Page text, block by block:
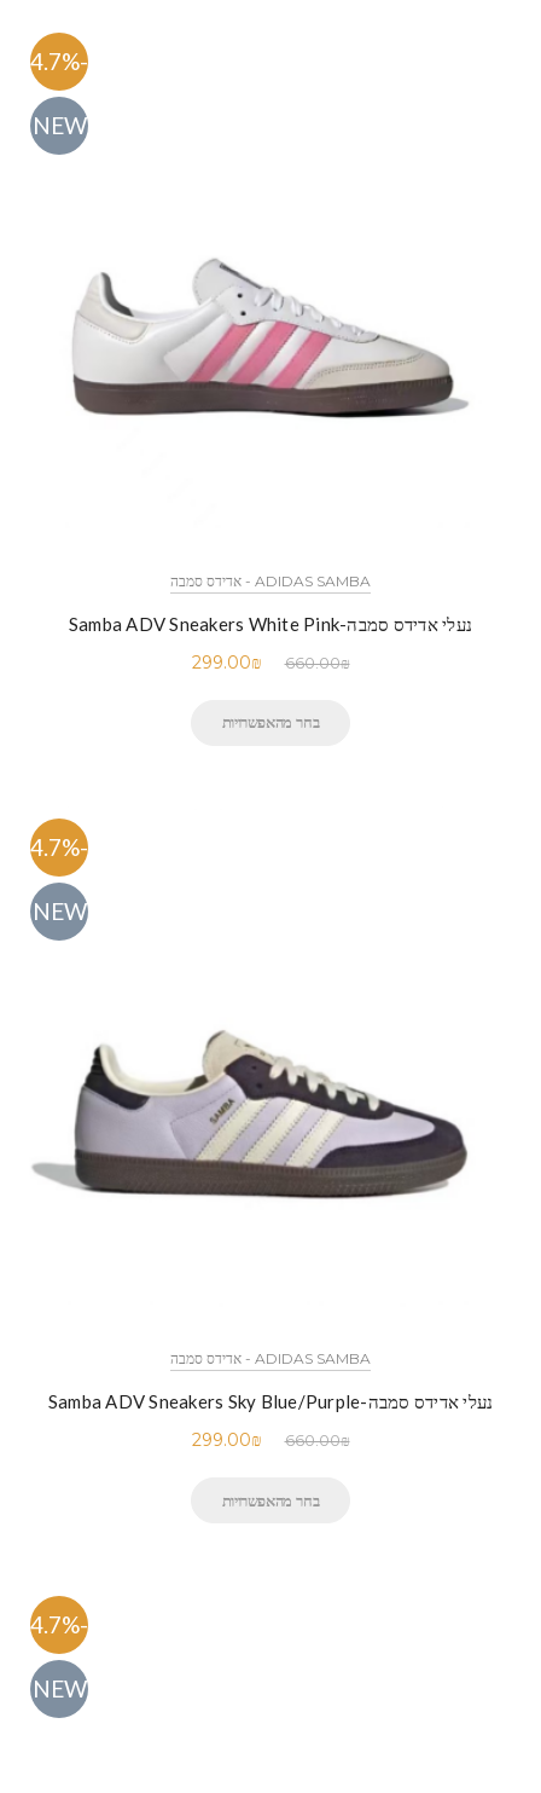
-54.7%
NEW
ADIDAS SAMBA - אדידס סמבה
נעלי אדידס סמבה-Samba ADV Sneakers White Pink
660.00₪
299.00₪
בחר מהאפשרויות
-54.7%
NEW
ADIDAS SAMBA - אדידס סמבה
נעלי אדידס סמבה-Samba ADV Sneakers Sky Blue/Purple
660.00₪
299.00₪
בחר מהאפשרויות
-54.7%
NEW